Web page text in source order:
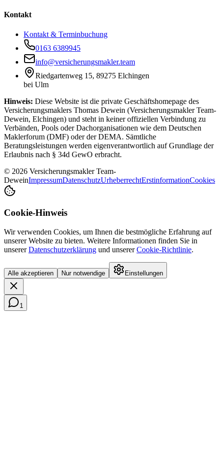
Kontakt
Kontakt & Terminbuchung
0163 6389945
info@versicherungsmakler.team
Riedgartenweg 15, 89275 Elchingen
bei Ulm
Hinweis: Diese Website ist die private Geschäftshomepage des
Versicherungsmaklers Thomas Dewein (Versicherungsmakler Team-
Dewein, Elchingen) und steht in keiner offiziellen Verbindung zu
Verbänden, Pools oder Dachorganisationen wie dem Deutschen
Maklerforum (DMF) oder der DEMA. Sämtliche
Beratungsleistungen werden eigenverantwortlich auf Grundlage der
Erlaubnis nach § 34d GewO erbracht.
© 2026 Versicherungsmakler Team-
DeweinImpressumDatenschutzUrheberrechtErstinformationCookies
Cookie-Hinweis
Wir verwenden Cookies, um Ihnen die bestmögliche Erfahrung auf
unserer Website zu bieten. Weitere Informationen finden Sie in
unsererDatenschutzerklärung und unsererCookie-Richtlinie.
Alle akzeptieren Nur notwendige Einstellungen
1